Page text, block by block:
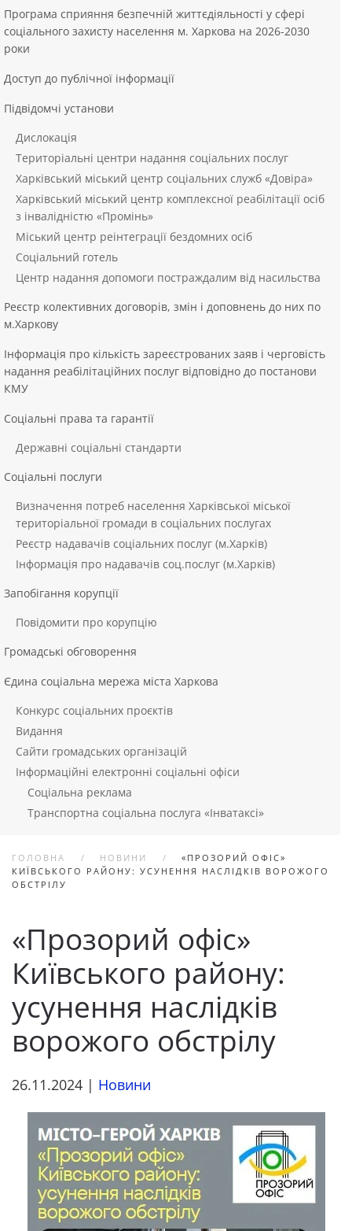
Програма сприяння безпечній життєдіяльності у сфері
соціального захисту населення м. Харкова на 2026-2030
роки
Доступ до публічної інформації
Підвідомчі установи
Дислокація
Територіальні центри надання соціальних послуг
Харківський міський центр соціальних служб «Довіра»
Харківський міський центр комплексної реабілітації осіб
з інвалідністю «Промінь»
Міський центр реінтеграції бездомних осіб
Соціальний готель
Центр надання допомоги постраждалим від насильства
Реєстр колективних договорів, змін і доповнень до них по
м.Харкову
Інформація про кількість зареєстрованих заяв і черговість
надання реабілітаційних послуг відповідно до постанови
КМУ
Соціальні права та гарантії
Державні соціальні стандарти
Соціальні послуги
Визначення потреб населення Харківської міської
територіальної громади в соціальних послугах
Реєстр надавачів соціальних послуг (м.Харків)
Інформація про надавачів соц.послуг (м.Харків)
Запобігання корупції
Повідомити про корупцію
Громадські обговорення
Єдина соціальна мережа міста Харкова
Конкурс соціальних проєктів
Видання
Сайти громадських організацій
Інформаційні електронні соціальні офіси
Соціальна реклама
Транспортна соціальна послуга «Інватаксі»
ГОЛОВНА НОВИНИ
«ПРОЗОРИЙ ОФІС»
КИЇВСЬКОГО РАЙОНУ: УСУНЕННЯ НАСЛІДКІВ ВОРОЖОГО
ОБСТРІЛУ
«Прозорий офіс»
Київського району:
усунення наслідків
ворожого обстрілу
26.11.2024 | Новини